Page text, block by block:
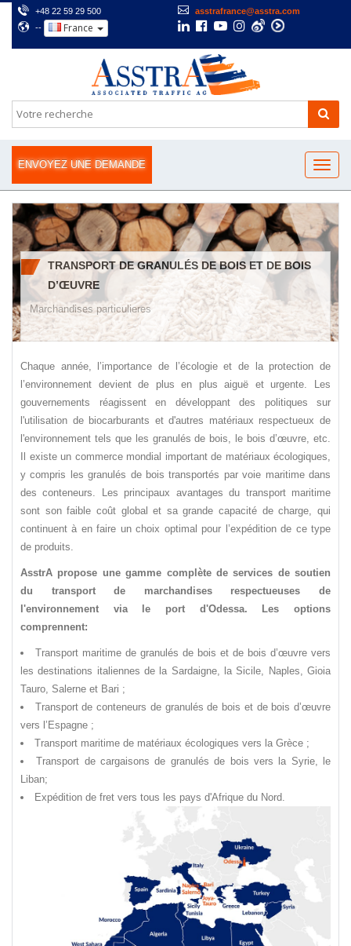
+48 22 59 29 500
asstrafrance@asstra.com
--
France
ENVOYEZ UNE DEMANDE
TRANSPORT DE GRANULÉS DE BOIS ET DE BOIS
D’ŒUVRE
Marchandises particulieres
Chaque année, l’importance de l’écologie et de la protection de
l’environnement devient de plus en plus aiguë et urgente. Les
gouvernements réagissent en développant des politiques sur
l'utilisation de biocarburants et d'autres matériaux respectueux de
l'environnement tels que les granulés de bois, le bois d’œuvre, etc.
Il existe un commerce mondial important de matériaux écologiques,
y compris les granulés de bois transportés par voie maritime dans
des conteneurs. Les principaux avantages du transport maritime
sont son faible coût global et sa grande capacité de charge, qui
continuent à en faire un choix optimal pour l’expédition de ce type
de produits.
AsstrA propose une gamme complète de services de soutien
du transport de marchandises respectueuses de
l'environnement via le port d'Odessa. Les options
comprennent:
Transport maritime de granulés de bois et de bois d’œuvre vers
les destinations italiennes de la Sardaigne, la Sicile, Naples, Gioia
Tauro, Salerne et Bari ;
Transport de conteneurs de granulés de bois et de bois d’œuvre
vers l’Espagne ;
Transport maritime de matériaux écologiques vers la Grèce ;
Transport de cargaisons de granulés de bois vers la Syrie, le
Liban;
Expédition de fret vers tous les pays d'Afrique du Nord.